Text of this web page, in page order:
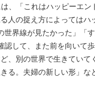
、「これはハッピーエン
人の捉え方によっては
世界線が見たかった」「
認して、また前を向いて
、別の世界で生きてい
る。夫婦の新しい形」な